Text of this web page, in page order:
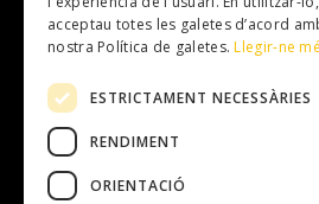
La Fundació Mallorca Literària
acceptau totes les galetes d’acord
nostra Política de galetes.Llegir-ne
ESTRICTAMENT NECESSÀRIES
RENDIMENT
ORIENTACIÓ